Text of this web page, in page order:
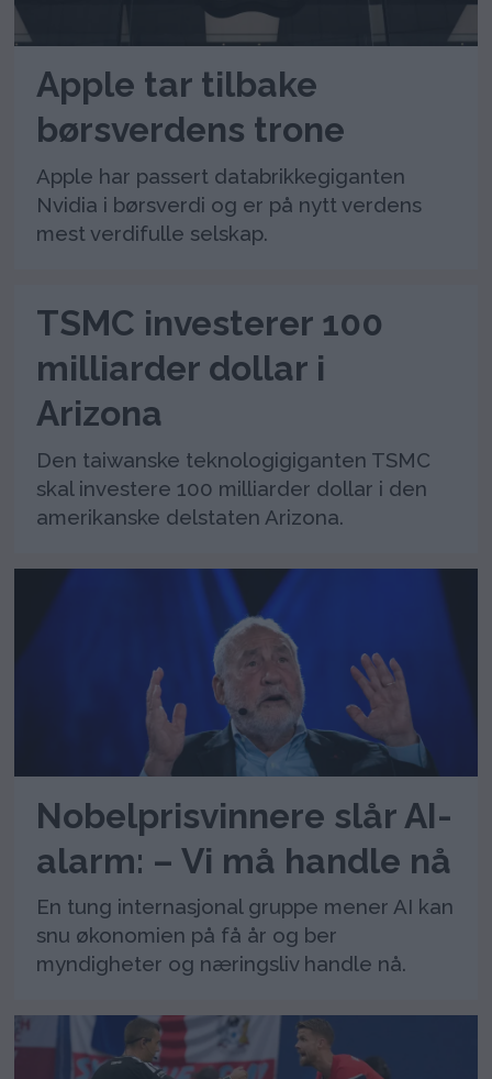
Apple tar tilbake
børsverdens trone
Apple har passert databrikkegiganten
Nvidia i børsverdi og er på nytt verdens
mest verdifulle selskap.
TSMC investerer 100
milliarder dollar i
Arizona
Den taiwanske teknologigiganten TSMC
skal investere 100 milliarder dollar i den
amerikanske delstaten Arizona.
Nobelprisvinnere slår AI-
alarm: – Vi må handle nå
En tung internasjonal gruppe mener AI kan
snu økonomien på få år og ber
myndigheter og næringsliv handle nå.